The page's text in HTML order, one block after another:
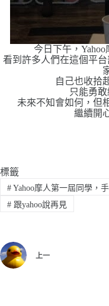
今日下午，
看到許多人們在這個平
自己也收拾
只能勇
未來不知會如何，但
繼續開
標籤
#Yahoo摩人第一屆同學，
#跟yahoo說再見
上一